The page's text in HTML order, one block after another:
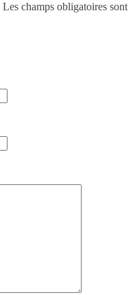
Les champs obligatoires sont